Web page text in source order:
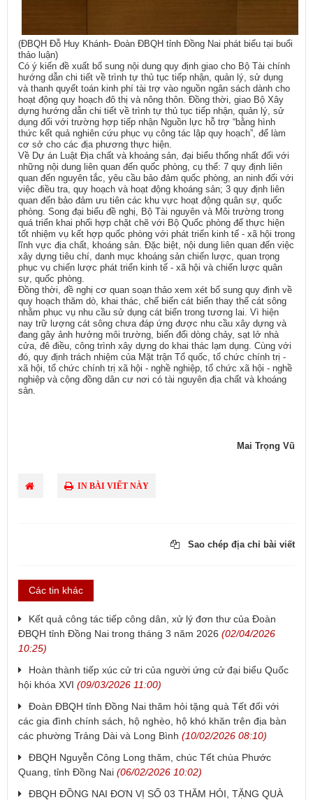
(ĐBQH Đỗ Huy Khánh- Đoàn ĐBQH tỉnh Đồng Nai phát biểu tại buổi
thảo luận)
Có ý kiến đề xuất bổ sung nội dung quy định giao cho Bộ Tài chính
hướng dẫn chi tiết về trình tự thủ tục tiếp nhận, quản lý, sử dụng
và thanh quyết toán kinh phí tài trợ vào nguồn ngân sách dành cho
hoạt động quy hoạch đô thị và nông thôn. Đồng thời, giao Bộ Xây
dựng hướng dẫn chi tiết về trình tự thủ tục tiếp nhận, quản lý, sử
dụng đối với trường hợp tiếp nhận Nguồn lực hỗ trợ “bằng hình
thức kết quả nghiên cứu phục vụ công tác lập quy hoạch”, để làm
cơ sở cho các địa phương thực hiện.
Về Dự án Luật Địa chất và khoáng sản, đại biểu thống nhất đối với
những nội dung liên quan đến quốc phòng, cụ thể: 7 quy định liên
quan đến nguyên tắc, yêu cầu bảo đảm quốc phòng, an ninh đối với
việc điều tra, quy hoạch và hoạt động khoáng sản; 3 quy định liên
quan đến bảo đảm ưu tiên các khu vực hoạt động quân sự, quốc
phòng. Song đại biểu đề nghị, Bộ Tài nguyên và Môi trường trong
quá triển khai phối hợp chặt chẽ với Bộ Quốc phòng để thực hiện
tốt nhiệm vụ kết hợp quốc phòng với phát triển kinh tế - xã hội trong
lĩnh vực địa chất, khoáng sản. Đặc biệt, nội dung liên quan đến việc
xây dựng tiêu chí, danh mục khoáng sản chiến lược, quan trọng
phục vụ chiến lược phát triển kinh tế - xã hội và chiến lược quân
sự, quốc phòng.
Đồng thời, đề nghị cơ quan soạn thảo xem xét bổ sung quy định về
quy hoạch thăm dò, khai thác, chế biến cát biển thay thế cát sông
nhằm phục vụ nhu cầu sử dụng cát biển trong tương lai. Vì hiện
nay trữ lượng cát sông chưa đáp ứng được nhu cầu xây dựng và
đang gây ảnh hưởng môi trường, biến đổi dòng chảy, sạt lở nhà
cửa, đê điều, công trình xây dựng do khai thác lạm dụng. Cùng với
đó, quy định trách nhiệm của Mặt trận Tổ quốc, tổ chức chính trị -
xã hội, tổ chức chính trị xã hội - nghề nghiệp, tổ chức xã hội - nghề
nghiệp và cộng đồng dân cư nơi có tài nguyên địa chất và khoáng
sản.
Mai Trọng Vũ
IN BÀI VIẾT NÀY
Sao chép địa chỉ bài viết
Các tin khác
Kết quả công tác tiếp công dân, xử lý đơn thư của Đoàn
ĐBQH tỉnh Đồng Nai trong tháng 3 năm 2026 (02/04/2026
10:25)
Hoàn thành tiếp xúc cử tri của người ứng cử đại biểu Quốc
hội khóa XVI (09/03/2026 11:00)
Đoàn ĐBQH tỉnh Đồng Nai thăm hỏi tặng quà Tết đối với
các gia đình chính sách, hộ nghèo, hộ khó khăn trên địa bàn
các phường Trảng Dài và Long Bình (10/02/2026 08:10)
ĐBQH Nguyễn Công Long thăm, chúc Tết chùa Phước
Quang, tỉnh Đồng Nai (06/02/2026 10:02)
ĐBQH ĐỒNG NAI ĐƠN VỊ SỐ 03 THĂM HỎI, TẶNG QUÀ